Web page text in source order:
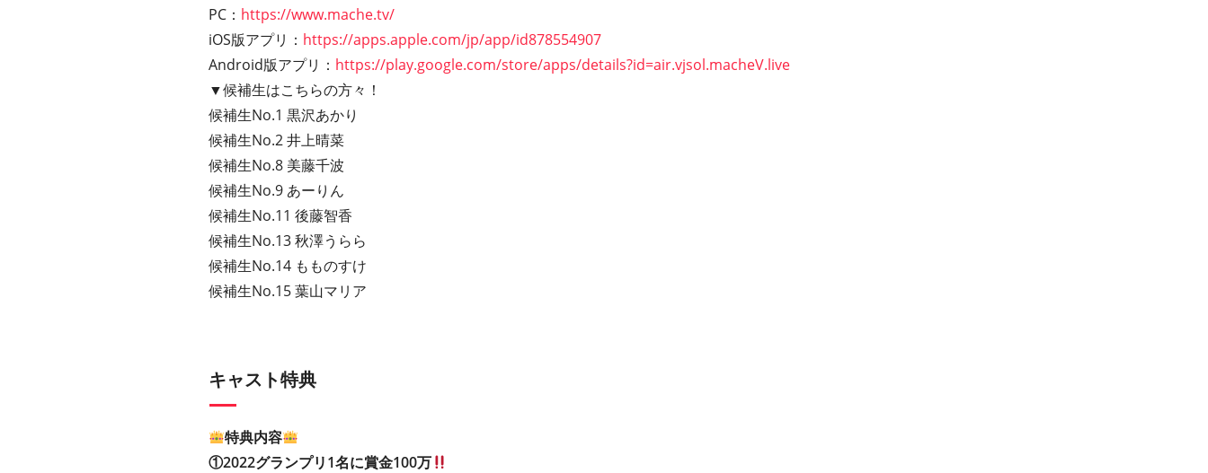
PC： https://www.mache.tv/
iOS版アプリ： https://apps.apple.com/jp/app/id878554907
Android版アプリ： https://play.google.com/store/apps/details?id=air.vjsol.macheV.live
▼候補生はこちらの方々！
候補生No.1 黒沢あかり
候補生No.2 井上晴菜
候補生No.8 美藤千波
候補生No.9 あーりん
候補生No.11 後藤智香
候補生No.13 秋澤うらら
候補生No.14 もものすけ
候補生No.15 葉山マリア
キャスト特典
特典内容
①2022グランプリ1名に賞金100万